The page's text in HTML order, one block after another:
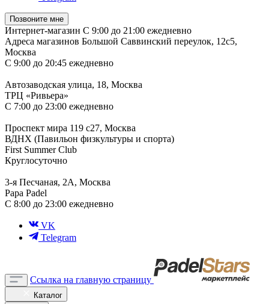
Позвоните мне
Интернет-магазин С 9:00 до 21:00 ежедневно
Адреса магазинов Большой Саввинский переулок, 12с5,
Москва
С 9:00 до 20:45 ежедневно
Автозаводская улица, 18, Москва
ТРЦ «Ривьера»
С 7:00 до 23:00 ежедневно
Проспект мира 119 с27, Москва
ВДНХ (Павильон физкультуры и спорта)
First Summer Club
Круглосуточно
3-я Песчаная, 2А, Москва
Papa Padel
С 8:00 до 23:00 ежедневно
VK
Telegram
Ссылка на главную страницу
Каталог